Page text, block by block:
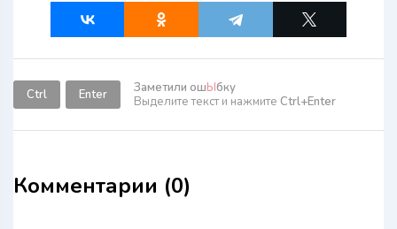
Ctrl Enter Заметили ошЫбку
Выделите текст и нажмите Ctrl+Enter
Комментарии (0)